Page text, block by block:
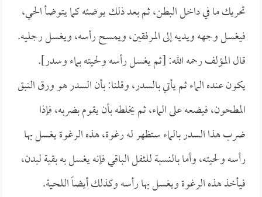
تحريك ما في داخل البطن، ثم بعد ذلك يوضئه كما يتوضأ الحي،
فيغسل وجهه ويديه إلى المرفقين، ويمسح رأسه، ويغسل رجليه.
قال المؤلف رحمه الله: [ثم يغسل رأسه ولحيته بماء وسدر].
يكون عنده الماء ثم يأتي بالسدر، وقلنا: بأن السدر هو ورق النبق
المطحون، فيضعه على الماء، ثم يخلطه بأن يقوم بضربه، فإذا
ضرب هذا السدر بالماء ستظهر له رغوة، هذه الرغوة يغسل بها
رأسه ولحيته، وأما بالنسبة للثفل الباقي فإنه يغسل به بقية لبدن،
فيأخذ هذه الرغوة ويغسل بها رأسه وكذلك أيضاً اللحية.